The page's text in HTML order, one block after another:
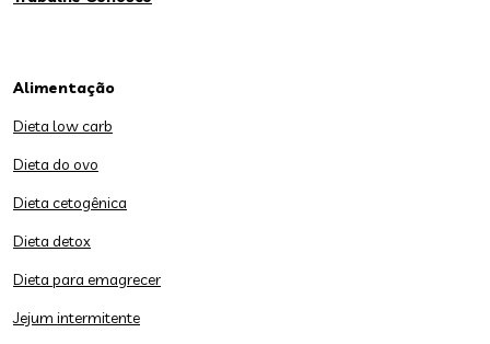
Alimentação
Dieta low carb
Dieta do ovo
Dieta cetogênica
Dieta detox
Dieta para emagrecer
Jejum intermitente